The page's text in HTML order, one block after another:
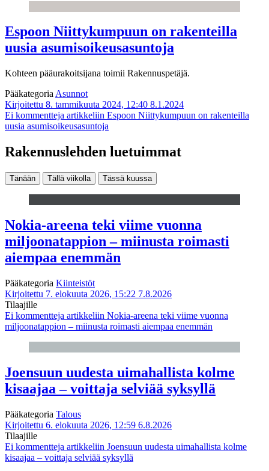
Espoon Niittykumpuun on rakenteilla
uusia asumisoikeusasuntoja
Kohteen pääurakoitsijana toimii Rakennuspetäjä.
Pääkategoria Asunnot
Kirjoitettu 8. tammikuuta 2024, 12:40 8.1.2024
Ei kommentteja artikkeliin Espoon Niittykumpuun on rakenteilla
uusia asumisoikeusasuntoja
Rakennuslehden luetuimmat
Tänään Tällä viikolla Tässä kuussa
Nokia-areena teki viime vuonna
miljoonatappion – miinusta roimasti
aiempaa enemmän
Pääkategoria Kiinteistöt
Kirjoitettu 7. elokuuta 2026, 15:22 7.8.2026
Tilaajille
Ei kommentteja artikkeliin Nokia-areena teki viime vuonna
miljoonatappion – miinusta roimasti aiempaa enemmän
Joensuun uudesta uimahallista kolme
kisaajaa – voittaja selviää syksyllä
Pääkategoria Talous
Kirjoitettu 6. elokuuta 2026, 12:59 6.8.2026
Tilaajille
Ei kommentteja artikkeliin Joensuun uudesta uimahallista kolme
kisaajaa – voittaja selviää syksyllä